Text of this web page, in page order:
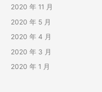
2020 年 11 月
2020 年 5 月
2020 年 4 月
2020 年 3 月
2020 年 1 月